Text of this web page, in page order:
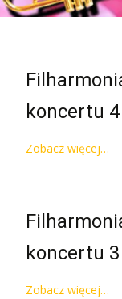
koncertu 4
Zobacz więcej…
koncertu 3
Zobacz więcej…